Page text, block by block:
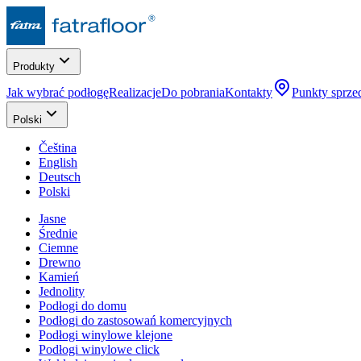
Produkty
Jak wybrać podłogęRealizacjeDo pobraniaKontakty Punkty
Polski
Čeština
English
Deutsch
Polski
Jasne
Średnie
Ciemne
Drewno
Kamień
Jednolity
Podłogi do domu
Podłogi do zastosowań komercyjnych
Podłogi winylowe klejone
Podłogi winylowe click